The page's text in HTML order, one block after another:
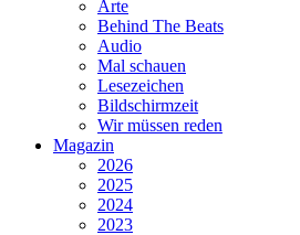
Arte
Behind The Beats
Audio
Mal schauen
Lesezeichen
Bildschirmzeit
Wir müssen reden
Magazin
2026
2025
2024
2023